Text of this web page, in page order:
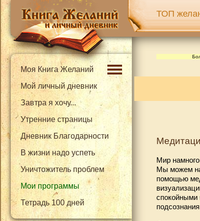
ТОП
Моя Книга Желаний
Мой личный дневник
Завтра я хочу...
Утренние страницы
Дневник Благодарности
В жизни надо успеть
Уничтожитель проблем
Мои программы
Тетрадь 100 дней
Мир
Мы можем
помощью
спокойными